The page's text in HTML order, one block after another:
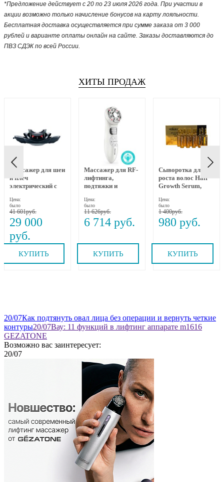
*Предложение действует с 20 по 23 июля 2026 года. При участии в
акции возможно только начисление бонусов на карту лояльности.
Бесплатная доставка осуществляется при сумме заказа от 3 000
рублей и варианте оплаты онлайн на сайте. Заказы доставляются до
ПВЗ СДЭК по всей России.
ХИТЫ ПРОДАЖ
Массажер для шеи
и плеч
электрический с
вытяжением и
прогревом MEDI
NECK MYTREX
Цена:
было
41 601
29 000
КУПИТЬ
Массажер для RF-
лифтинга,
подтяжки и
RF-1607, Gezatone
Цена:
было
11 626
6 714
КУПИТЬ
Сыворотка для
роста волос Hair
Growth Serum,
Цена:
было
1 400
980
КУПИТЬ
20/07Как подтянуть овал лица без операции и вернуть четкие
контуры20/07Вау: 11 функций в лифтинг аппарате m1616
GEZATONE
Возможно вас заинтересует:
20/07